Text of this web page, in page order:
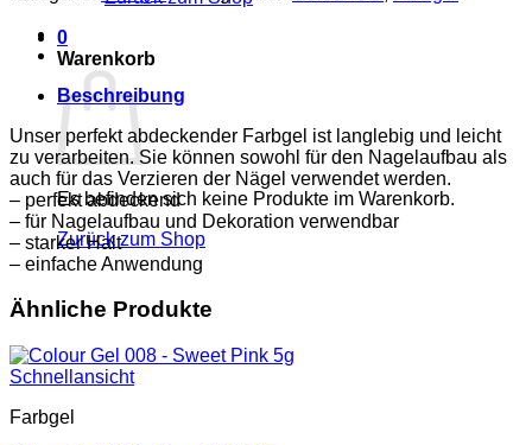
0
Warenkorb
Es befinden sich keine Produkte im Warenkorb.
Zurück zum Shop
-
Ocean
5g
Menge
Beschreibung
Unser perfekt abdeckender Farbgel ist langlebig und leicht
zu verarbeiten. Sie können sowohl für den Nagelaufbau als
auch für das Verzieren der Nägel verwendet werden.
– perfekt abdeckend
– für Nagelaufbau und Dekoration verwendbar
– starker Halt
– einfache Anwendung
Ähnliche Produkte
Schnellansicht
Farbgel